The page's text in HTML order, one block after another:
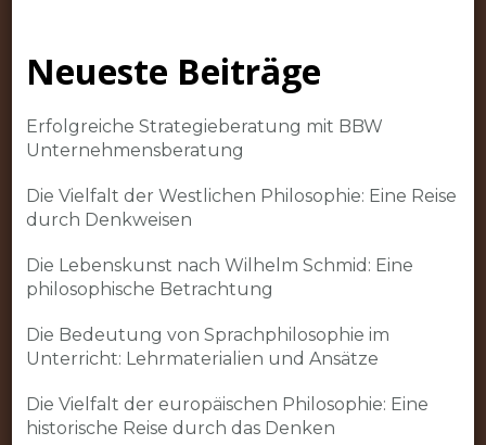
Neueste Beiträge
Erfolgreiche Strategieberatung mit BBW
Unternehmensberatung
Die Vielfalt der Westlichen Philosophie: Eine Reise
durch Denkweisen
Die Lebenskunst nach Wilhelm Schmid: Eine
philosophische Betrachtung
Die Bedeutung von Sprachphilosophie im
Unterricht: Lehrmaterialien und Ansätze
Die Vielfalt der europäischen Philosophie: Eine
historische Reise durch das Denken